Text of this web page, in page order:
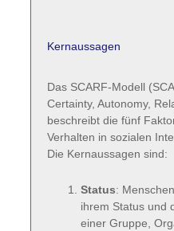
Kernaussagen
Das SCARF-Modell
Certainty, Autonomy,
beschreibt die fünf
Verhalten in sozialen
Die Kernaussagen sind:
Status:
ihrem Status und
einer Gruppe,